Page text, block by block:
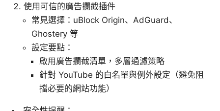
使用可信的廣告攔截插件
常見選擇：uBlock Origin、AdGuard、
Ghostery 等
設定要點：
啟用廣告攔截清單，多層過濾策略
針對 YouTube 的白名單與例外設定（避免阻
擋必要的網站功能）